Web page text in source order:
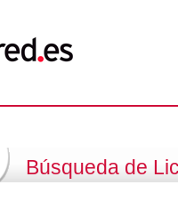
Búsqueda de